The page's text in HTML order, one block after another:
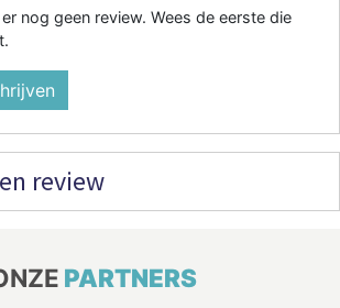
nog geen review. Wees de eerste die
review
PARTNERS